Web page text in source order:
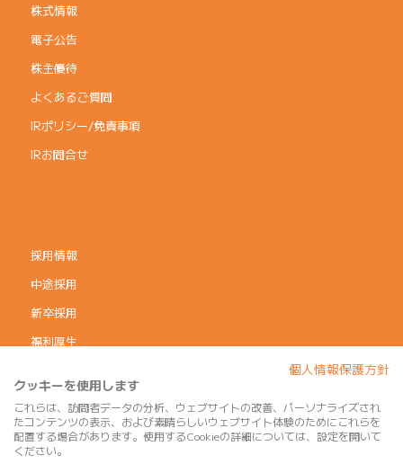
株式情報
電子公告
株主優待
よくあるご質問
IRポリシー/免責事項
IRお問合せ
採用情報
中途採用
新卒採用
福利厚生
利用規約
サイトマップ
個人情報保護方針
クッキーを使用します
これらは、訪問者データの分析、ウェブサイトの改善、パーソナライズされ
たコンテンツの表示、および素晴らしいウェブサイト体験のためにこれらを
配置する場合があります。使用するCookieの詳細については、設定を開いて
ください。